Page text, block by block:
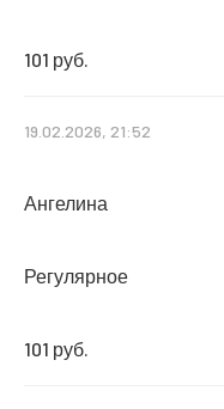
101 руб.
19.02.2026, 21:52
Ангелина
Регулярное
101 руб.